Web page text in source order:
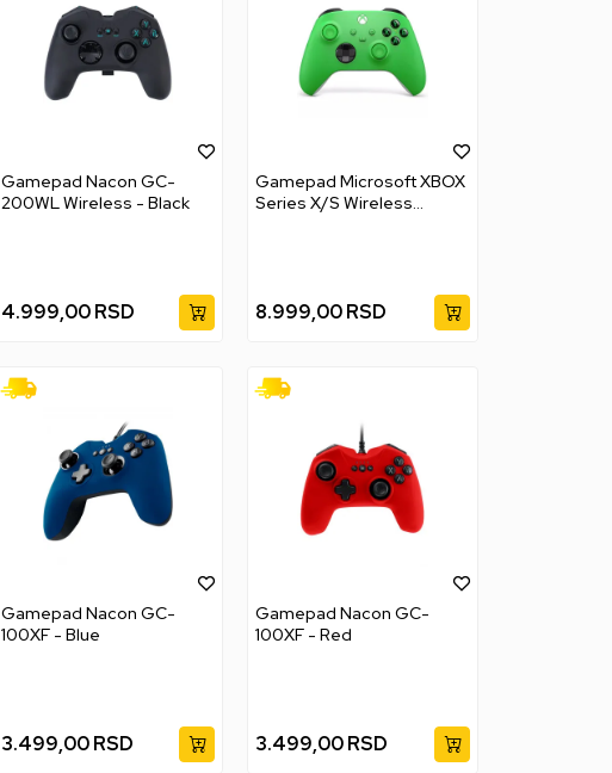
Gamepad Nacon GC-
200WL Wireless - Black
4.999,00 RSD
Gamepad Microsoft XBOX
Series X/S Wireless
8.999,00RSD
Gamepad Nacon GC-
100XF - Blue
3.499,00 RSD
Gamepad Nacon GC-
100XF - Red
3.499,00RSD